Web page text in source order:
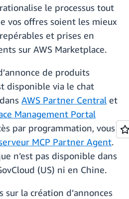
le processus tout
vos offres soient les mieux
et prises en
sur AWS Marketplace.
de produits
disponible via le chat
AWS Partner Central et
Management Portal
par programmation, vous
MCP Partner Agent.
n’est pas disponible dans
(US) ni en Chine.
sur la création d’annonces